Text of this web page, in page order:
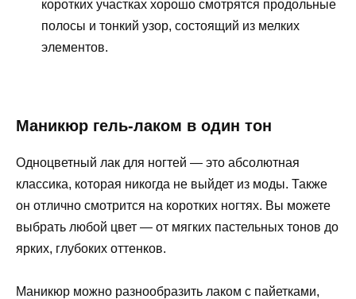
коротких участках хорошо смотрятся продольные
полосы и тонкий узор, состоящий из мелких
элементов.
Маникюр гель-лаком в один тон
Одноцветный лак для ногтей — это абсолютная
классика, которая никогда не выйдет из моды. Также
он отлично смотрится на коротких ногтях. Вы можете
выбрать любой цвет — от мягких пастельных тонов до
ярких, глубоких оттенков.
Маникюр можно разнообразить лаком с пайетками,